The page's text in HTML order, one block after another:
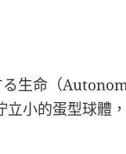
生命（
小的蛋型球體